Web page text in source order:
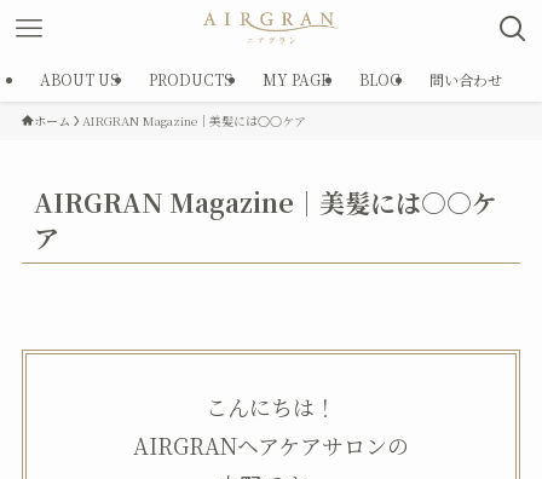
ABOUT US PRODUCTS MY PAGE BLOG 問い合わせ
ホーム AIRGRAN Magazine｜美髪には○○ケア
AIRGRAN Magazine｜美髪には○○ケ
ア
こんにちは！
AIRGRANヘアケアサロンの